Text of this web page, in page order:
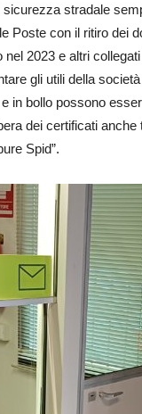
stradale
Poste con il ritiro dei
2023 e altri
gli utili della
in bollo possono
dei certificati
Spid”.